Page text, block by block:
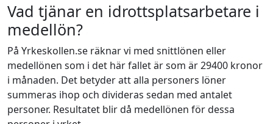
Vad tjänar en idrottsplatsarbetare i
medellön?
På Yrkeskollen.se räknar vi med snittlönen eller
medellönen som i det här fallet är som är 29400 kronor
i månaden. Det betyder att alla personers löner
summeras ihop och divideras sedan med antalet
personer. Resultatet blir då medellönen för dessa